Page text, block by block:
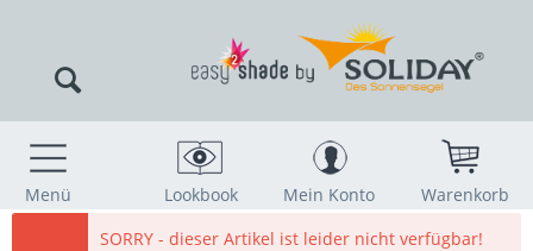
Menü Lookbook Mein Konto
Warenkorb
SORRY - dieser Artikel ist leider nicht verfügbar!